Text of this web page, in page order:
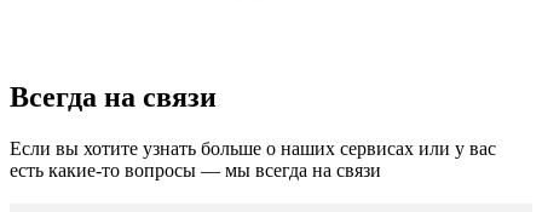
Всегда на связи
Если вы хотите узнать больше о наших сервисах или у вас
есть какие-то вопросы — мы всегда на связи